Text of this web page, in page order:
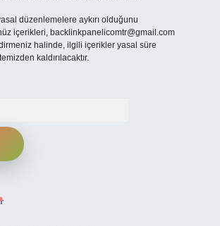
düzenlemelere aykırı olduğunu
içerikleri, backlinkpanelicomtr@gmail.com
halinde, ilgili içerikler yasal süre
kaldırılacaktır.